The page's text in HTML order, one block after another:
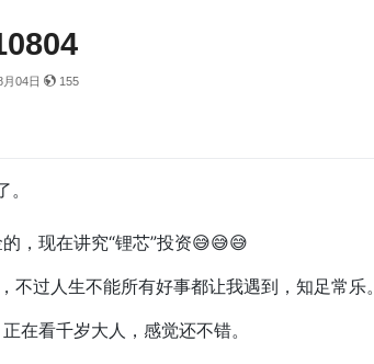
04日 155
，现在讲究“锂芯”投资😅😅😅
过人生不能所有好事都让我遇到，知足常乐。
在看千岁大人，感觉还不错。